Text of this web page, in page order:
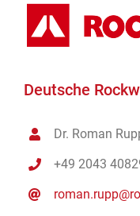
Deutsche
Dr. Roman
+49 2043